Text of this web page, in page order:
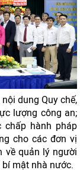
dung Quy chế,
lượng công an;
chấp hành pháp
cho các đơn vị
về quản lý người
mật nhà nước.